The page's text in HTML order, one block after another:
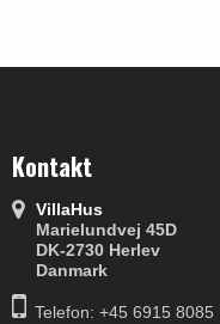
Kontakt
VillaHus
Marielundvej 45D
DK-2730 Herlev
Danmark
Telefon: +45 6915 8085